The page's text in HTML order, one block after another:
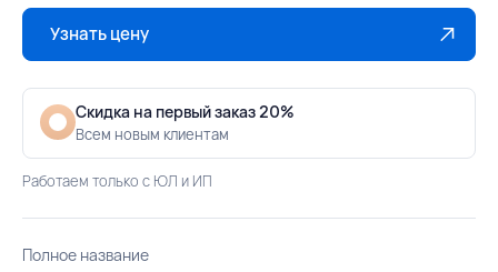
Узнать цену
Скидка на первый заказ 20%
Всем новым клиентам
Работаем только с ЮЛ и ИП
Полное название